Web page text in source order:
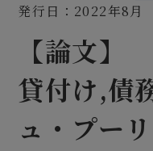
発行日：2022年8月
【論文】
貸付け,債
ュ・プー